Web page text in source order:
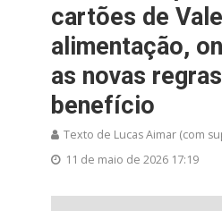
cartões de
alimentação,
as novas
benefício
Texto de Lucas Aimar (com
11 de maio de 2026 17:19